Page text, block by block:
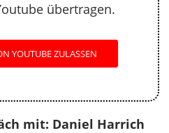
übertragen.
YOUTUBE ZULASSEN
mit: Daniel Harrich